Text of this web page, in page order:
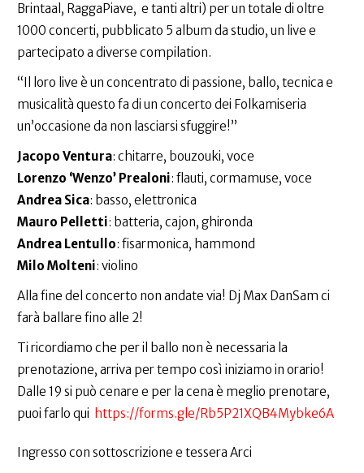
Brintaal, RaggaPiave, e tanti altri) per un totale di oltre
1000 concerti, pubblicato 5 album da studio, un live e
partecipato a diverse compilation.
“Il loro live è un concentrato di passione, ballo, tecnica e
musicalità questo fa di un concerto dei Folkamiseria
un’occasione da non lasciarsi sfuggire!”
Jacopo Ventura: chitarre, bouzouki, voce
Lorenzo ‘Wenzo’ Prealoni: flauti, cormamuse, voce
Andrea Sica: basso, elettronica
Mauro Pelletti: batteria, cajon, ghironda
Andrea Lentullo: fisarmonica, hammond
Milo Molteni: violino
Alla fine del concerto non andate via! Dj Max DanSam ci
farà ballare fino alle 2!
Ti ricordiamo che per il ballo non è necessaria la
prenotazione, arriva per tempo così iniziamo in orario!
Dalle 19 si può cenare e per la cena è meglio prenotare,
puoi farlo qui https://forms.gle/Rb5P21XQB4Mybke6A
Ingresso con sottoscrizione e tessera Arci